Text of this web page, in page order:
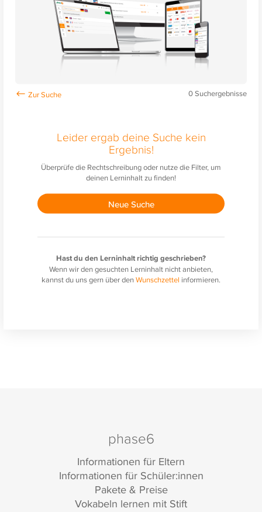
0Suchergebnisse
Leider ergab deine Suche kein
Ergebnis!
Überprüfe die Rechtschreibung oder nutze die Filter, um
deinen Lerninhalt zu finden!
Neue Suche
Hast du den Lerninhalt richtig geschrieben?
Wenn wir den gesuchten Lerninhalt nicht anbieten,
kannst du uns gern über denWunschzettel informieren.
phase6
Informationen für Eltern
Informationen für Schüler:innen
Pakete & Preise
Vokabeln lernen mit Stift